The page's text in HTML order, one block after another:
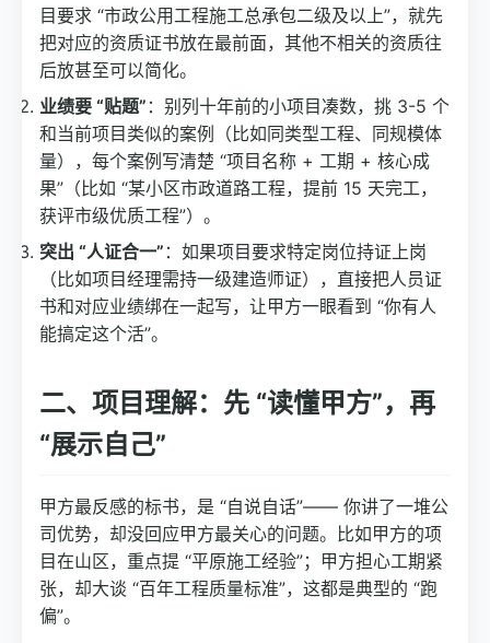
目要求 “市政公用工程施工总承包二级及以上”，就先
把对应的资质证书放在最前面，其他不相关的资质往
后放甚至可以简化。
业绩要 “贴题” ：别列十年前的小项目凑数，挑 3-5 个
和当前项目类似的案例（比如同类型工程、同规模体
量），每个案例写清楚 “项目名称 + 工期 + 核心成
果”（比如 “某小区市政道路工程，提前 15 天完工，
获评市级优质工程”）。
突出 “人证合一” ：如果项目要求特定岗位持证上岗
（比如项目经理需持一级建造师证），直接把人员证
书和对应业绩绑在一起写，让甲方一眼看到 “你有人
能搞定这个活”。
二、项目理解：先 “读懂甲方”，再
“展示自己”
甲方最反感的标书，是 “自说自话”—— 你讲了一堆公
司优势，却没回应甲方最关心的问题。比如甲方的项
目在山区，重点提 “平原施工经验”；甲方担心工期紧
张，却大谈 “百年工程质量标准”，这都是典型的 “跑
偏”。